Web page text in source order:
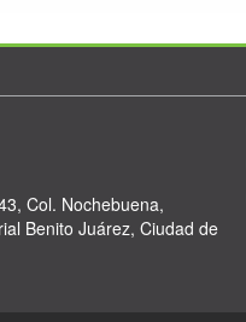
Col. Nochebuena,
Benito Juárez, Ciudad de